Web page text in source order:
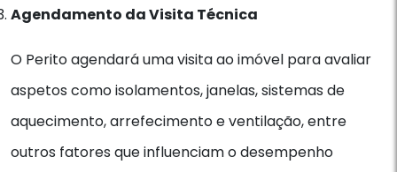
Agendamento da Visita Técnica
O Perito agendará uma visita ao imóvel para avaliar
aspetos como isolamentos, janelas, sistemas de
aquecimento, arrefecimento e ventilação, entre
outros fatores que influenciam o desempenho